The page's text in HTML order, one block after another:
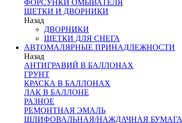
ФОРСУНКИ ОМЫВАТЕЛЯ
ЩЕТКИ И ДВОРНИКИ
Назад
ДВОРНИКИ
ЩЕТКИ ДЛЯ СНЕГА
АВТОМАЛЯРНЫЕ ПРИНАДЛЕЖНОСТИ
Назад
АНТИГРАВИЙ В БАЛЛОНАХ
ГРУНТ
КРАСКА В БАЛЛОНАХ
ЛАК В БАЛЛОНЕ
РАЗНОЕ
РЕМОНТНАЯ ЭМАЛЬ
ШЛИФОВАЛЬНАЯ/НАЖДАЧНАЯ БУМАГА